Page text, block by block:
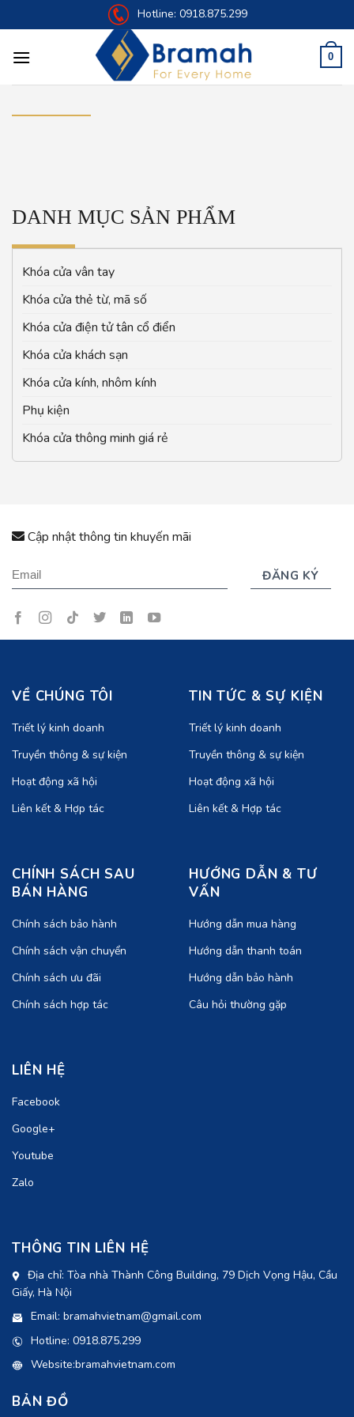
to
Hotline: 0918.875.299
0
DANH MỤC SẢN PHẨM
Khóa cửa vân tay
Khóa cửa thẻ từ, mã số
Khóa cửa điện tử tân cổ điển
Khóa cửa khách sạn
Khóa cửa kính, nhôm kính
Phụ kiện
Khóa cửa thông minh giá rẻ
Cập nhật thông tin khuyến mãi
VỀ CHÚNG TÔI
Triết lý kinh doanh
Truyền thông & sự kiện
Hoạt động xã hội
Liên kết & Hợp tác
TIN TỨC & SỰ KIỆN
Triết lý kinh doanh
Truyền thông & sự kiện
Hoạt động xã hội
Liên kết & Hợp tác
CHÍNH SÁCH SAU
BÁN HÀNG
Chính sách bảo hành
Chính sách vận chuyển
Chính sách ưu đãi
Chính sách hợp tác
HƯỚNG DẪN & TƯ
VẤN
Hướng dẫn mua hàng
Hướng dẫn thanh toán
Hướng dẫn bảo hành
Câu hỏi thường gặp
LIÊN HỆ
Facebook
Google+
Youtube
Zalo
THÔNG TIN LIÊN HỆ
Địa chỉ: Tòa nhà Thành Công Building, 79 Dịch Vọng Hậu, Cầu
Giấy, Hà Nội
Email: bramahvietnam@gmail.com
Hotline: 0918.875.299
Website:bramahvietnam.com
BẢN ĐỒ